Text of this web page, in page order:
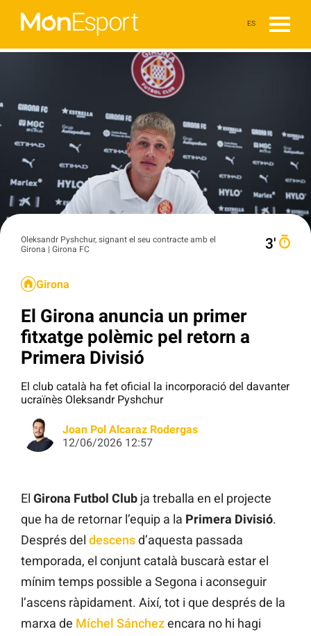
ES
Oleksandr Pyshchur, signant el seu contracte amb el
Girona | Girona FC
3′
Girona
El Girona anuncia un primer
fitxatge polèmic pel retorn a
Primera Divisió
El club català ha fet oficial la incorporació del davanter
ucraïnès Oleksandr Pyshchur
Joan Pol Alcaraz Rodergas
12/06/2026 12:57
El Girona Futbol Club ja treballa en el projecte
que ha de retornar l’equip a la Primera Divisió.
Després del descensd’aquesta passada
temporada, el conjunt català buscarà estar el
mínim temps possible a Segona i aconseguir
l’ascens ràpidament. Així, tot i que després de la
marxa de Míchel Sánchezencara no hi hagi